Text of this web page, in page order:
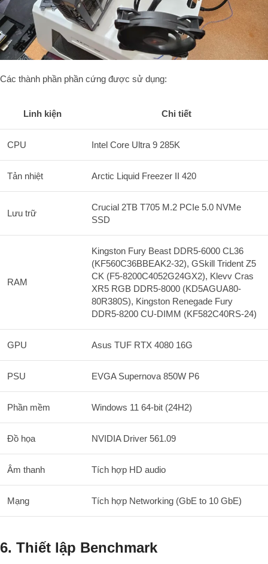
Các thành phần phần cứng được sử dụng:
Linh kiện Chi tiết
CPU Intel Core Ultra 9 285K
Tản nhiệt Arctic Liquid Freezer II 420
Lưu trữ
Crucial 2TB T705 M.2 PCIe 5.0 NVMe
SSD
RAM
Kingston Fury Beast DDR5-6000 CL36
(KF560C36BBEAK2-32), GSkill Trident Z5
CK (F5-8200C4052G24GX2), Klevv Cras
XR5 RGB DDR5-8000 (KD5AGUA80-
80R380S), Kingston Renegade Fury
DDR5-8200 CU-DIMM (KF582C40RS-24)
GPU Asus TUF RTX 4080 16G
PSU EVGA Supernova 850W P6
Phần mềm Windows 11 64-bit (24H2)
Đồ họa NVIDIA Driver 561.09
Âm thanh Tích hợp HD audio
Mạng Tích hợp Networking (GbE to 10 GbE)
6. Thiết lập Benchmark